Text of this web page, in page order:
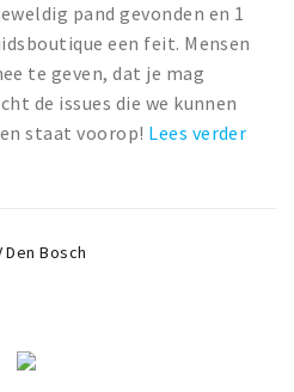
pand gevonden en 1
een feit. Mensen
te geven, dat je mag
de issues die we kunnen
staat voorop! Lees verder
Den Bosch